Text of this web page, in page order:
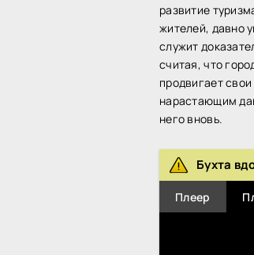
развитие
жителей, давно
служит
считая, что
продвигает
нарастающим
него вновь.
Бухта
Плеер